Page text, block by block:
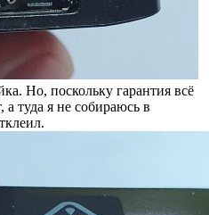
Но, поскольку гарантия всё
туда я не собираюсь в